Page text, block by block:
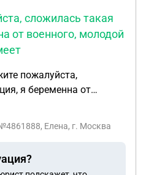
сложилась такая
от военного, молодой
я беременна от
женат, но имеет
разведут ли их если
сможет ли развести
Елена, г. Москва